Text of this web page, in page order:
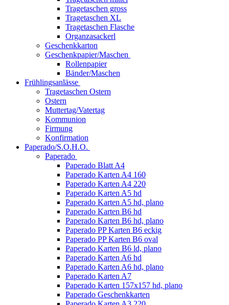
Tragetaschen gross
Tragetaschen XL
Tragetaschen Flasche
Organzasackerl
Geschenkkarton
Geschenkpapier/Maschen
Rollenpapier
Bänder/Maschen
Frühlingsanlässe
Tragetaschen Ostern
Ostern
Muttertag/Vatertag
Kommunion
Firmung
Konfirmation
Paperado/S.O.H.O.
Paperado
Paperado Blatt A4
Paperado Karten A4 160
Paperado Karten A4 220
Paperado Karten A5 hd
Paperado Karten A5 hd, plano
Paperado Karten B6 hd
Paperado Karten B6 hd, plano
Paperado PP Karten B6 eckig
Paperado PP Karten B6 oval
Paperado Karten B6 ld, plano
Paperado Karten A6 hd
Paperado Karten A6 hd, plano
Paperado Karten A7
Paperado Karten 157x157 hd, plano
Paperado Geschenkkarten